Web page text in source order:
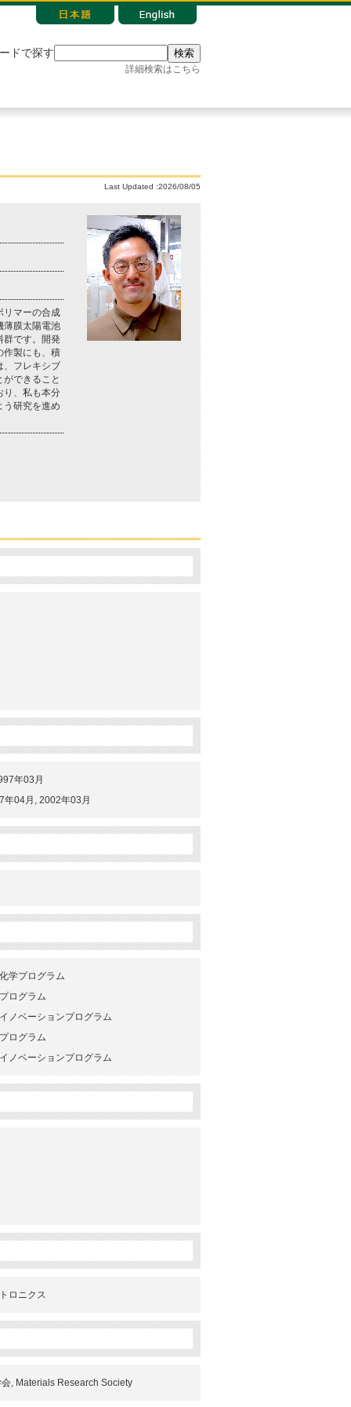
ドで探す 検索
詳細検索はこちら
Last Updated :2026/08/05
リマーの合成
薄膜太陽電池
群です。開発
作製にも、積
、フレキシブ
できること
り、私も本分
う研究を進め
年03月
年04月, 2002年03月
学プログラム
ログラム
ノベーションプログラム
ログラム
ノベーションプログラム
ロニクス
, Materials Research Society